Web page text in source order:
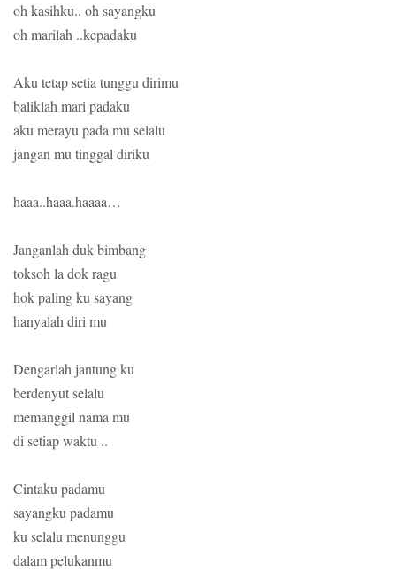
oh kasihku.. oh sayangku
oh marilah ..kepadaku
Aku tetap setia tunggu dirimu
baliklah mari padaku
aku merayu pada mu selalu
jangan mu tinggal diriku
haaa..haaa.haaaa…
Janganlah duk bimbang
toksoh la dok ragu
hok paling ku sayang
hanyalah diri mu
Dengarlah jantung ku
berdenyut selalu
memanggil nama mu
di setiap waktu ..
Cintaku padamu
sayangku padamu
ku selalu menunggu
dalam pelukanmu